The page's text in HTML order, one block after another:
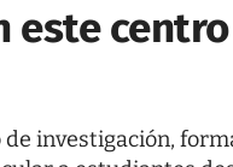
este
investigación,